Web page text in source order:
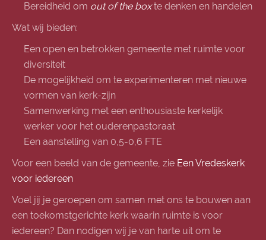
Bereidheid om out of the boxte denken en handelen
Wat wij bieden:
Een open en betrokken gemeente met ruimte voor
diversiteit
De mogelijkheid om te experimenteren met nieuwe
vormen van kerk-zijn
Samenwerking met een enthousiaste kerkelijk
werker voor het ouderenpastoraat
Een aanstelling van 0,5-0,6 FTE
Voor een beeld van de gemeente, zie Een Vredeskerk
voor iedereen
Voel jij je geroepen om samen met ons te bouwen aan
een toekomstgerichte kerk waarin ruimte is voor
iedereen? Dan nodigen wij je van harte uit om te